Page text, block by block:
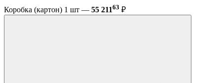
Коробка (картон) 1 шт — 55 21163 ₽